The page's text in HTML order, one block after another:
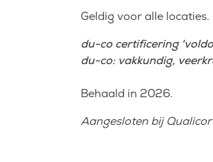
Geldig voor alle locaties.
du-co certificering
du-co: vakkundig,
Behaald in 2026.
Aangesloten bij